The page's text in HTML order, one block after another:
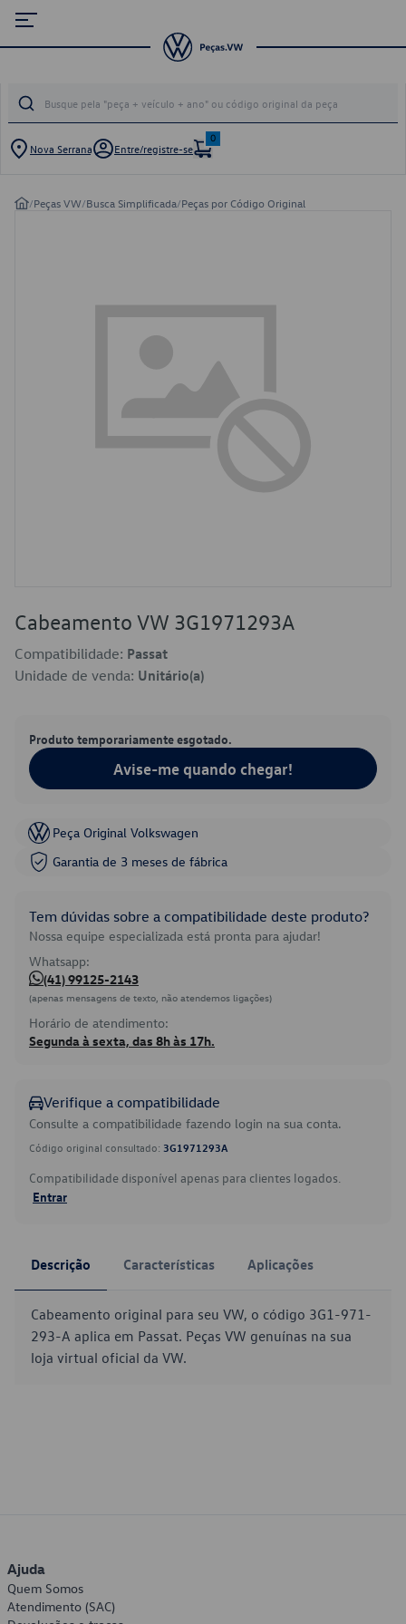
Nova Serrana Entre/registre-se
0
/Peças VW/Busca Simplificada/Peças por Código Original
Cabeamento VW 3G1971293A
Compatibilidade: Passat
Unidade de venda: Unitário(a)
Produto temporariamente esgotado.
Avise-me quando chegar!
Peça Original Volkswagen
Garantia de 3 meses de fábrica
Tem dúvidas sobre a compatibilidade deste produto?
Nossa equipe especializada está pronta para ajudar!
Whatsapp:
(41) 99125-2143
(apenas mensagens de texto, não atendemos ligações)
Horário de atendimento:
Segunda à sexta, das 8h às 17h.
Verifique a compatibilidade
Consulte a compatibilidade fazendo login na sua conta.
Código original consultado: 3G1971293A
Compatibilidade disponível apenas para clientes logados.
Entrar
Descrição Características Aplicações
Cabeamento original para seu VW, o código 3G1-971-
293-A aplica em Passat. Peças VW genuínas na sua
loja virtual oficial da VW.
Ajuda
Quem Somos
Atendimento (SAC)